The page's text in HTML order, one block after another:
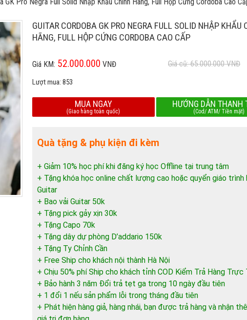
GUITAR CORDOBA GK PRO NEGRA FULL SOLID NHẬP KHẨU
HÃNG, FULL HỘP CỨNG CORDOBA CAO CẤP
Giá KM: 52.000.000 VNĐ Giá cũ: 65.000.000VNĐ
Lượt mua: 853
MUA NGAY
(Giao hàng toàn quốc)
HƯỚNG DẪN THANH
(Cod/ ATM/ Tiền mặt)
Quà tặng & phụ kiện đi kèm
+ Giảm 10% học phí khi đăng ký học Offline tại trung tâm
+ Tặng khóa học online chất lượng cao hoặc quyển giáo trình
Guitar
+ Bao vải Guitar 50k
+ Tặng pick gảy xịn 30k
+ Tặng Capo 70k
+ Tặng dây dự phòng D’addario 150k
+ Tặng Ty Chỉnh Cần
+ Free Ship cho khách nội thành Hà Nội
+ Chịu 50% phí Ship cho khách tỉnh COD Kiểm Trả Hàng Trực
+ Bảo hành 3 năm Đổi trả tẹt ga trong 10 ngày đầu tiên
+ 1 đổi 1 nếu sản phẩm lỗi trong tháng đầu tiên
+ Phát hiện hàng giả, hàng nhái, bạn được trả hàng và nhận